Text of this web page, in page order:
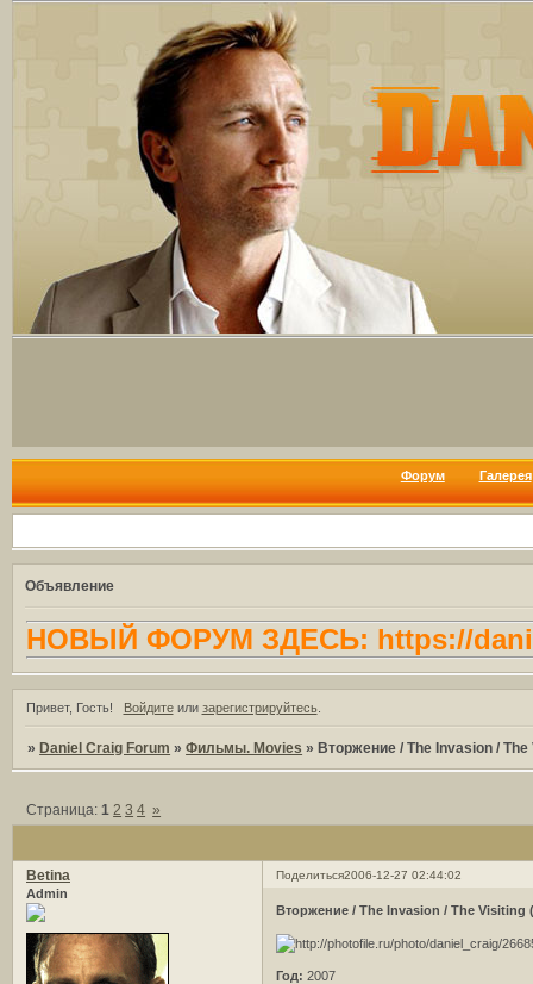
Форум Галерея
Объявление
НОВЫЙ ФОРУМ ЗДЕСЬ: https://
Привет, Гость! Войдитеили зарегистрируйтесь.
»Daniel Craig Forum »Фильмы. Movies »Вторжение / The Invasion /
Страница:1 2 3 4 »
Поделиться2006-12-27 02:44:02
Betina
Admin
Вторжение / The Invasion / The Visiting
Год: 2007